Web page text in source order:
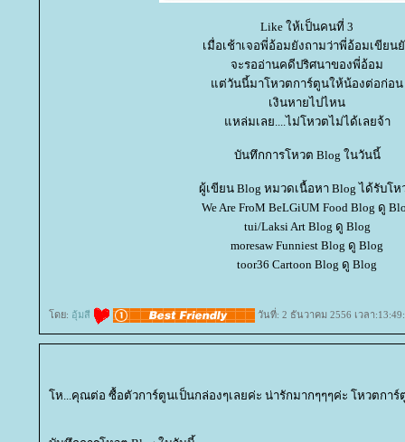
Like ให้เป็นคนที่ 3
เมื่อเช้าเจอพี่อ้อมยังถามว่าพี่อ้อมเขียน
จะรออ่านคดีปริศนาของพี่อ้อม
ต่วันนี้มาโหวตการ์ตูนให้น้องต่อก่อน
เงินหายไปไหน
หล่มเลย....ไม่โหวตไม่ได้เลยจ้า
บันทึกการโหวต Blog ในวันนี้
ผู้เขียน Blog หมวดเนื้อหา Blog ได้รับโห
We Are FroM BeLGiUM Food Blog ดู
tui/Laksi Art Blog ดู Blog
moresaw Funniest Blog ดู Blog
toor36 Cartoon Blog ดู Blog
ดย: อุ้มสี วันที่: 2 ธันวาคม 2556 เวลา
ห...คุณต่อ ซื้อตัวการ์ตูนเป็นกล่องๆเลยค่ะ น่ารักมากๆๆๆค่ะ โหวตการ์